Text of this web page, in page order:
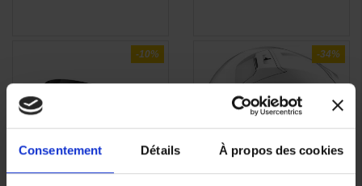
Consentement Détails À propos des cookies
-10% -34%